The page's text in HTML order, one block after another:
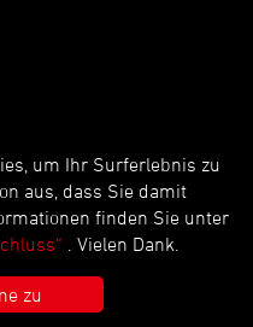
Reserved.Designedby Lets
um Ihr Surferlebnis zu
aus, dass Sie damit
finden Sie unter
. Vielen Dank.
zu